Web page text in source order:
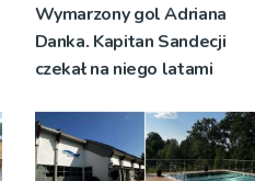
Wymarzony gol Adriana
Danka. Kapitan Sandecji
czekał na niego latami